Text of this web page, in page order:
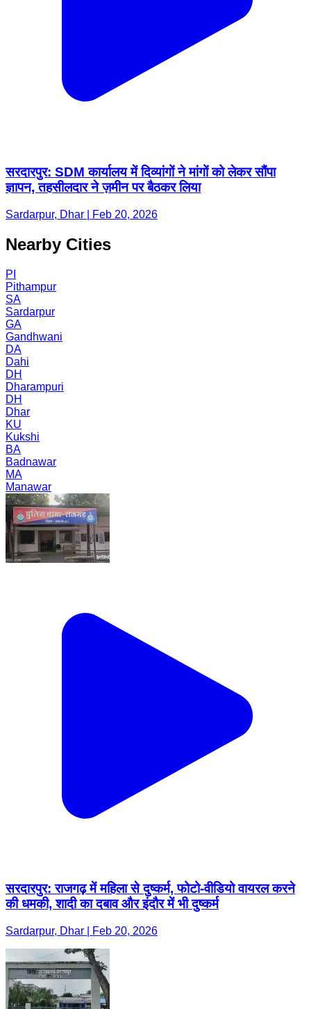
सरदारपुर: SDM कार्यालय में दिव्यांगों ने मांगों को लेकर सौंपा
ज्ञापन, तहसीलदार ने ज़मीन पर बैठकर लिया
Sardarpur, Dhar | Feb 20, 2026
Nearby Cities
PI
Pithampur
SA
Sardarpur
GA
Gandhwani
DA
Dahi
DH
Dharampuri
DH
Dhar
KU
Kukshi
BA
Badnawar
MA
Manawar
सरदारपुर: राजगढ़ में महिला से दुष्कर्म, फोटो-वीडियो वायरल करने
की धमकी, शादी का दबाव और इंदौर में भी दुष्कर्म
Sardarpur, Dhar | Feb 20, 2026